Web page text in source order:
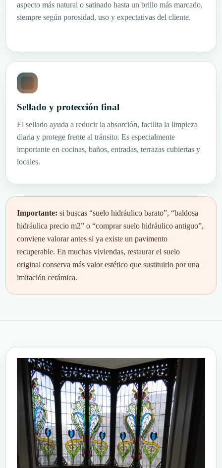
aspecto más natural o satinado hasta un brillo más marcado,
siempre según porosidad, uso y expectativas del cliente.
Sellado y protección final
El sellado ayuda a reducir la absorción, facilita la limpieza
diaria y protege frente al tránsito. Es especialmente
importante en cocinas, baños, entradas, terrazas cubiertas y
locales.
Importante: si buscas “suelo hidráulico barato”, “baldosa
hidráulica precio m2” o “comprar suelo hidráulico antiguo”,
conviene valorar antes si ya existe un pavimento
recuperable. En muchas viviendas, restaurar el suelo
original conserva más valor estético que sustituirlo por una
imitación cerámica.